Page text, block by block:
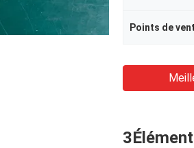
Points de